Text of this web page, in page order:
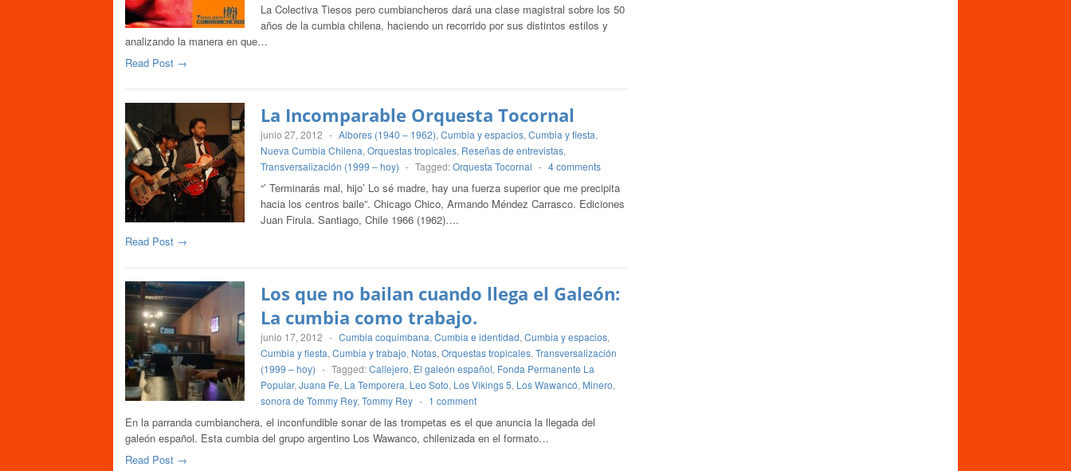
La Colectiva Tiesos pero cumbiancheros dará una clase magistral sobre los 50
años de la cumbia chilena, haciendo un recorrido por sus distintos estilos y
analizando la manera en que…
Read Post →
La Incomparable Orquesta Tocornal
junio 27, 2012 - Albores (1940 – 1962), Cumbia y espacios, Cumbia y fiesta,
Nueva Cumbia Chilena, Orquestas tropicales, Reseñas de entrevistas,
Transversalización (1999 – hoy) - Tagged:Orquesta Tocornal - 4 comments
“’ Terminarás mal, hijo’ Lo sé madre, hay una fuerza superior que me precipita
hacia los centros baile”. Chicago Chico, Armando Méndez Carrasco. Ediciones
Juan Firula. Santiago, Chile 1966 (1962)….
Read Post →
Los que no bailan cuando llega el Galeón:
La cumbia como trabajo.
junio 17, 2012 - Cumbia coquimbana, Cumbia e identidad, Cumbia y espacios,
Cumbia y fiesta, Cumbia y trabajo, Notas, Orquestas tropicales, Transversalización
(1999 – hoy) - Tagged:Callejero, El galeón español, Fonda Permanente La
Popular, Juana Fe, La Temporera, Leo Soto, Los Vikings 5, Los Wawancó, Minero,
sonora de Tommy Rey, Tommy Rey - 1 comment
En la parranda cumbianchera, el inconfundible sonar de las trompetas es el que anuncia la llegada del
galeón español. Esta cumbia del grupo argentino Los Wawanco, chilenizada en el formato…
Read Post →